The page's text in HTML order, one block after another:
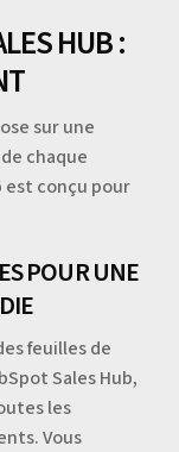
HUB :
sur une
chaque
est conçu pour
POUR UNE
feuilles de
Sales Hub,
les
Vous